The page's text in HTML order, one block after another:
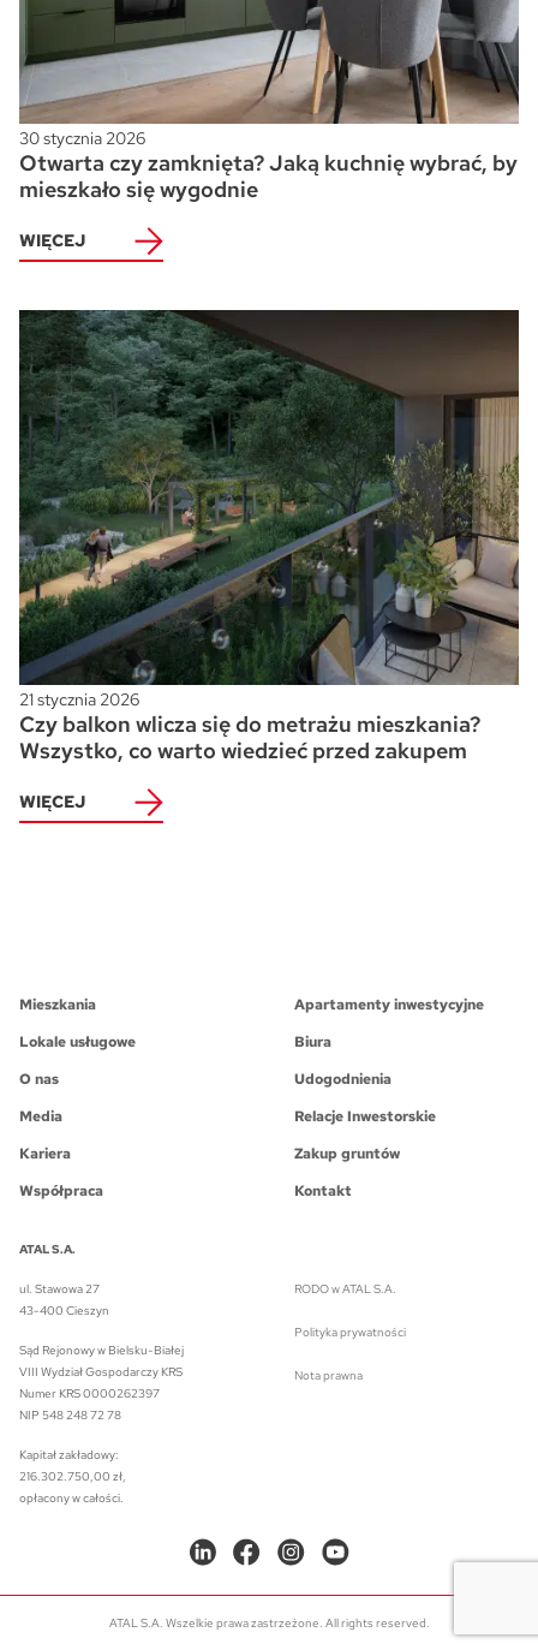
30 stycznia 2026
Otwarta czy zamknięta? Jaką kuchnię wybrać, by
mieszkało się wygodnie
WIĘCEJ
21 stycznia 2026
Czy balkon wlicza się do metrażu mieszkania?
Wszystko, co warto wiedzieć przed zakupem
WIĘCEJ
Mieszkania
Apartamenty inwestycyjne
Lokale usługowe
Biura
O nas
Udogodnienia
Media
Relacje Inwestorskie
Kariera
Zakup gruntów
Współpraca
Kontakt
ATAL S.A.
ul. Stawowa 27
43-400 Cieszyn
Sąd Rejonowy w Bielsku-Białej
VIII Wydział Gospodarczy KRS
Numer KRS 0000262397
NIP 548 248 72 78
Kapitał zakładowy:
216.302.750,00 zł,
opłacony w całości.
RODO w ATAL S.A.
Polityka prywatności
Nota prawna
ATAL S.A. Wszelkie prawa zastrzeżone. All rights reserved.